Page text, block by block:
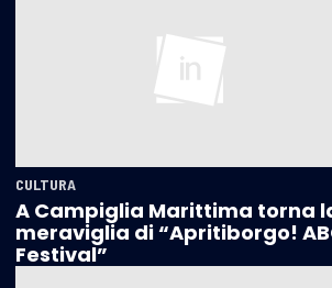
CULTURA
A Campiglia Marittima torna
meraviglia di “Apritiborgo!
Festival”